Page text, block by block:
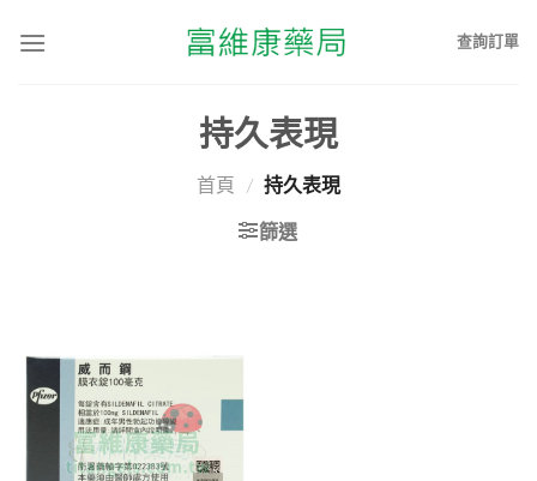
查詢訂單
持久表現
首頁 / 持久表現
篩選